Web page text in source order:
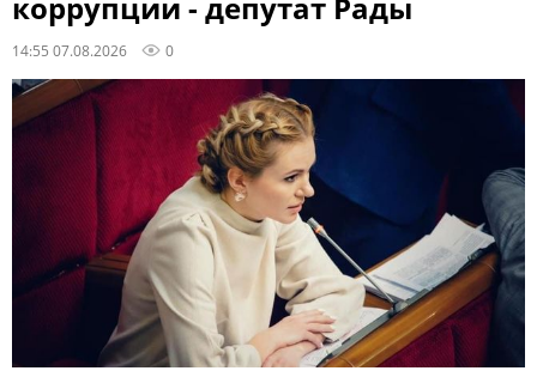
коррупции - депутат Рады
14:55 07.08.2026 0